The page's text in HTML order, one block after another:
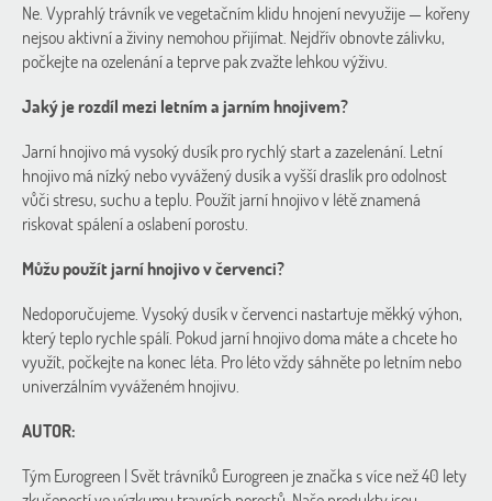
Ne. Vyprahlý trávník ve vegetačním klidu hnojení nevyužije — kořeny
nejsou aktivní a živiny nemohou přijímat. Nejdřív obnovte zálivku,
počkejte na ozelenání a teprve pak zvažte lehkou výživu.
Jaký je rozdíl mezi letním a jarním hnojivem?
Jarní hnojivo má vysoký dusík pro rychlý start a zazelenání. Letní
hnojivo má nízký nebo vyvážený dusík a vyšší draslík pro odolnost
vůči stresu, suchu a teplu. Použít jarní hnojivo v létě znamená
riskovat spálení a oslabení porostu.
Můžu použít jarní hnojivo v červenci?
Nedoporučujeme. Vysoký dusík v červenci nastartuje měkký výhon,
který teplo rychle spálí. Pokud jarní hnojivo doma máte a chcete ho
využít, počkejte na konec léta. Pro léto vždy sáhněte po letním nebo
univerzálním vyváženém hnojivu.
AUTOR:
Tým Eurogreen | Svět trávníků Eurogreen je značka s více než 40 lety